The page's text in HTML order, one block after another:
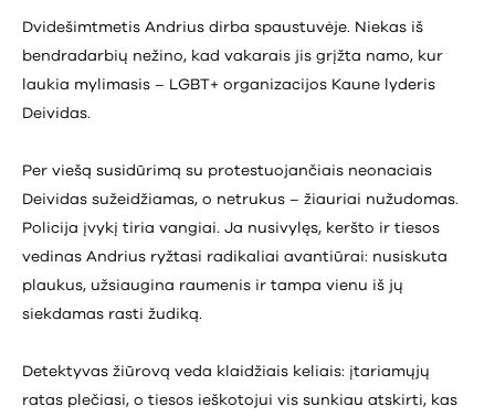
Dvidešimtmetis Andrius dirba spaustuvėje. Niekas iš
bendradarbių nežino, kad vakarais jis grįžta namo, kur
laukia mylimasis – LGBT+ organizacijos Kaune lyderis
Deividas.
Per viešą susidūrimą su protestuojančiais neonaciais
Deividas sužeidžiamas, o netrukus – žiauriai nužudomas.
Policija įvykį tiria vangiai. Ja nusivylęs, keršto ir tiesos
vedinas Andrius ryžtasi radikaliai avantiūrai: nusiskuta
plaukus, užsiaugina raumenis ir tampa vienu iš jų
siekdamas rasti žudiką.
Detektyvas žiūrovą veda klaidžiais keliais: įtariamųjų
ratas plečiasi, o tiesos ieškotojui vis sunkiau atskirti, kas